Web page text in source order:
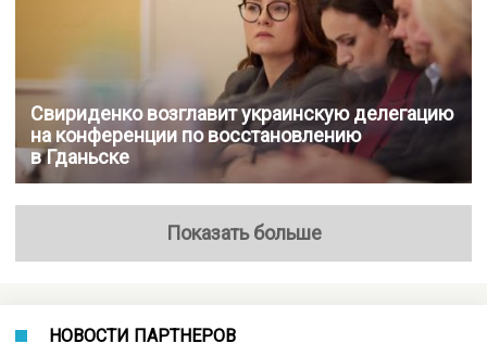
Свириденко возглавит украинскую делегацию
на конференции по восстановлению
в Гданьске
Показать больше
НОВОСТИ ПАРТНЕРОВ